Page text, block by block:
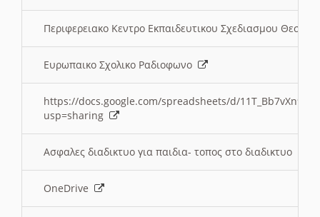
Περιφερειακο Κεντρο Εκπαιδευτικου Σχεδιασμου
Ευρωπαικο Σχολικο Ραδιοφωνο
https://docs.google.com/spreadsheets/d/
usp=sharing
Ασφαλες διαδικτυο για παιδια- τοπος στο διαδικτυο
OneDrive